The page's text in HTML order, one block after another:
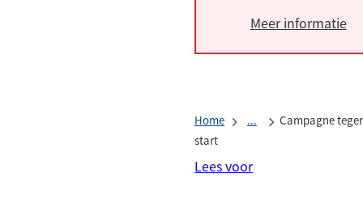
Meer informatie
Home ...
Campagne
start
Lees voor